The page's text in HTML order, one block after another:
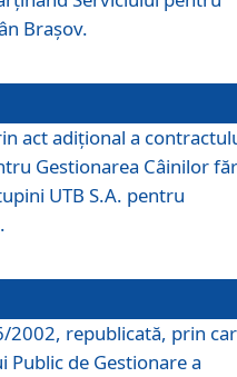
Braşov.
act adiţional a
Gestionarea Câinilor
UTB S.A. pentru
2002, republicată, prin
de Gestionare a